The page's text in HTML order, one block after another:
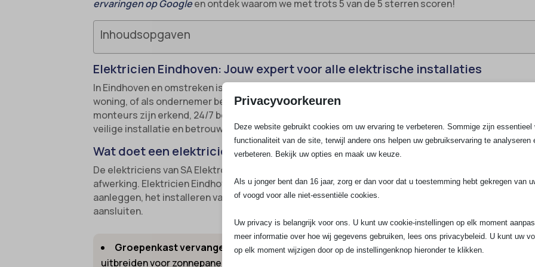
ervaringen op Googleen ontdek waarom we met trots 5 van de 5 sterren scoren!
Inhoudsopgaven
Elektricien Eindhoven: Jouw expert voor alle elektrische installaties
In Eindhoven en omstreken is SA Elektro Experts jouw partner voor alles rond elektriciteit. Of je
woning, of als ondernemer behoefte hebt aan een gecertificeerd elektricien voor je bedrijfspand:
monteurs zijn erkend, 24/7 bereikbaar bij spoedgevallen en werken volledig volgens de EU normen,
veilige installatie en betrouwbare service bij elke klus.
Wat doet een elektricien in Eindhoven?
De elektriciens van SA Elektro Experts lossen niet alleen storingen op. Wij verzorgen het
afwerking. Elektricien Eindhoven betekent voor ons veelzijdigheid en expertise. Denk aan
aanleggen, het installeren van laadpalen voor elektrische auto’s, maar ook kleinere klussen zoals
aansluiten.
Groepenkast vervangen en uitbreiden:Jouw veilige stroomverdeling is essentieel, of het
uitbreiden voor zonnepanelen of inductie.
Privacyvoorkeuren
Deze website gebruikt cookies om uw ervaring te verbeteren. Sommige zijn essentieel
functionaliteit van de site, terwijl andere ons helpen uw gebruikservaring te analyseren
verbeteren. Bekijk uw opties en maak uw keuze.
Als u jonger bent dan 16 jaar, zorg er dan voor dat u toestemming hebt gekregen van
of voogd voor alle niet-essentiële cookies.
Uw privacy is belangrijk voor ons. U kunt uw cookie-instellingen op elk moment
meer informatie over hoe wij gegevens gebruiken, lees ons privacybeleid. U kunt uw
op elk moment wijzigen door op de instellingenknop hieronder te klikken.